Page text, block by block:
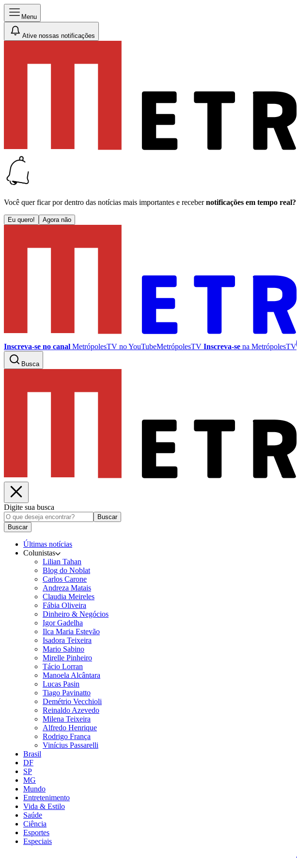
Menu
Ative nossas notificações
Você quer ficar por dentro das notícias mais importantes e receber notificações em tempo real?
Eu quero! Agora não
Inscreva-se no canal MetrópolesTV noYouTubeMetrópolesTV Inscreva-se na MetrópolesTV
Busca
Digite sua busca
Buscar
Buscar
Últimas notícias
Colunistas
Lilian Tahan
Blog do Noblat
Carlos Carone
Andreza Matais
Claudia Meireles
Fábia Oliveira
Dinheiro & Negócios
Igor Gadelha
Ilca Maria Estevão
Isadora Teixeira
Mario Sabino
Mirelle Pinheiro
Tácio Lorran
Manoela Alcântara
Lucas Pasin
Tiago Pavinatto
Demétrio Vecchioli
Reinaldo Azevedo
Milena Teixeira
Alfredo Henrique
Rodrigo França
Vinícius Passarelli
Brasil
DF
SP
MG
Mundo
Entretenimento
Vida & Estilo
Saúde
Ciência
Esportes
Especiais